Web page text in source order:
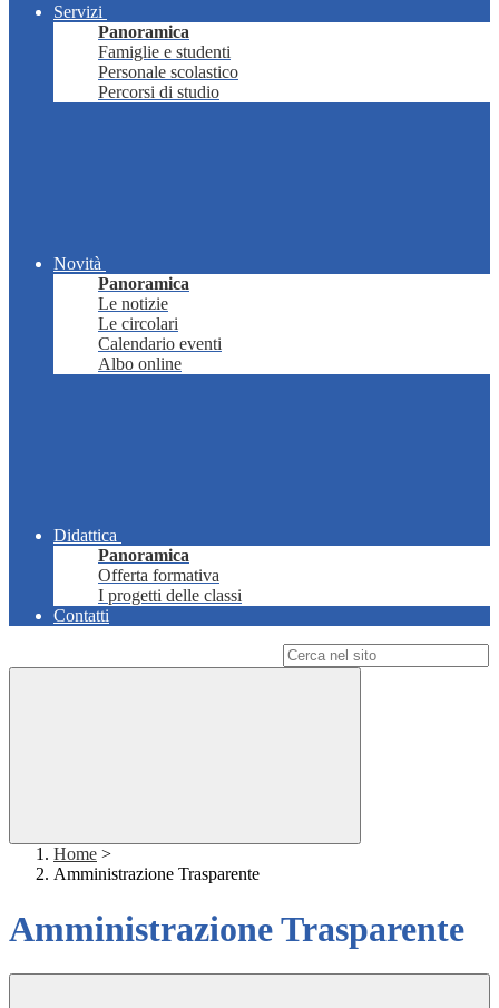
Servizi
Panoramica
Famiglie e studenti
Personale scolastico
Percorsi di studio
Novità
Panoramica
Le notizie
Le circolari
Calendario eventi
Albo online
Didattica
Panoramica
Offerta formativa
I progetti delle classi
Contatti
Home >
Amministrazione Trasparente
Amministrazione Trasparente